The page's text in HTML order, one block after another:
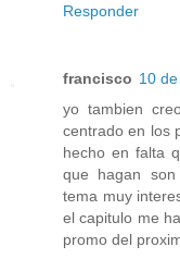
Responder
francisco 10
yo tambien
centrado en los
hecho en falta
que hagan
tema muy
el capitulo me
promo del